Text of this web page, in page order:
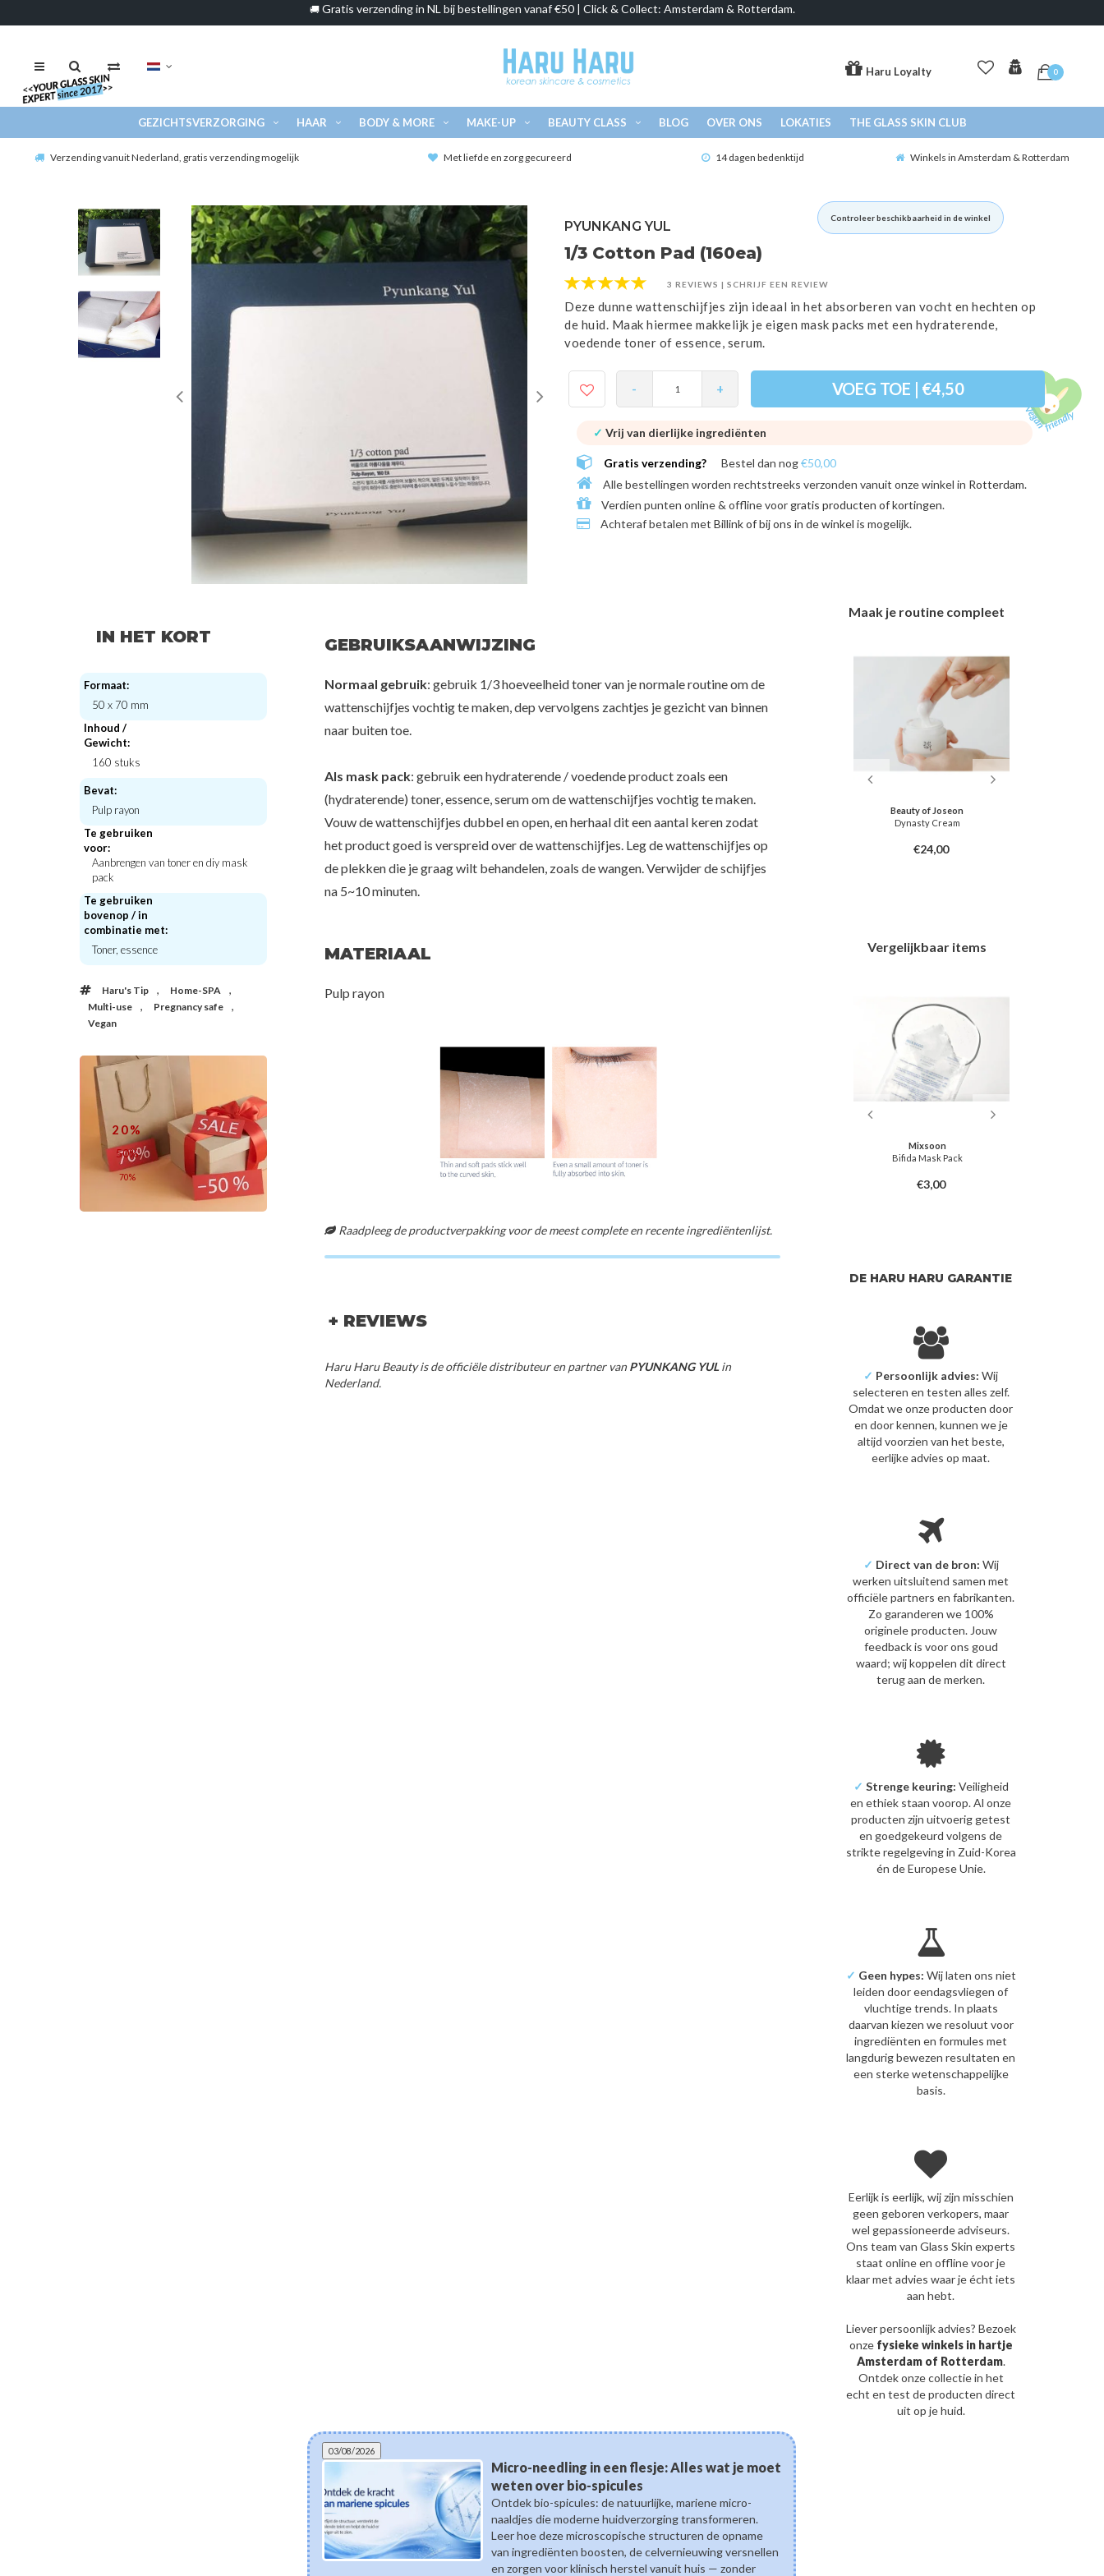
🚚Gratis verzending in NL bij bestellingen vanaf €50 | Click & Collect: Amsterdam & Rotterdam.
Haru Loyalty 0
GEZICHTSVERZORGING HAAR BODY & MORE MAKE-UP BEAUTY CLASS BLOG OVER ONS LOKATIES THE GLASS SKIN CLUB
Verzending vanuit Nederland, gratis verzending mogelijk Met liefde en zorg gecureerd 14 dagen bedenktijd Winkels in Amsterdam & Rotterdam
Controleer beschikbaarheid in de winkel
PYUNKANG YUL
1/3 Cotton Pad (160ea)
3 REVIEWS | SCHRIJF EEN REVIEW
Deze dunne wattenschijfjes zijn ideaal in het absorberen van vocht en hechten op
de huid. Maak hiermee makkelijk je eigen mask packs met een hydraterende,
voedende toner of essence, serum.
- + VOEG TOE | €4,50
✓ Vrij van dierlijke ingrediënten
Gratis verzending? Bestel dan nog€50,00
Alle bestellingen worden rechtstreeks verzonden vanuit onze winkel in Rotterdam.
Verdien punten online & offline voor gratis producten of kortingen.
Achteraf betalen met Billink of bij ons in de winkel is mogelijk.
IN HET KORT
Formaat:
50 x 70 mm
Inhoud /
Gewicht:
160 stuks
Bevat:
Pulp rayon
Te gebruiken
voor:
Aanbrengen van toner en diy mask
pack
Te gebruiken
bovenop / in
combinatie met:
Toner, essence
Haru's Tip , Home-SPA ,
Multi-use , Pregnancy safe ,
Vegan
20%
50%
70%
50%
GEBRUIKSAANWIJZING
Normaal gebruik: gebruik 1/3 hoeveelheid toner van je normale routine om de
wattenschijfjes vochtig te maken, dep vervolgens zachtjes je gezicht van binnen
naar buiten toe.
Als mask pack: gebruik een hydraterende / voedende product zoals een
(hydraterende) toner, essence, serum om de wattenschijfjes vochtig te maken.
Vouw de wattenschijfjes dubbel en open, en herhaal dit een aantal keren zodat
het product goed is verspreid over de wattenschijfjes. Leg de wattenschijfjes op
de plekken die je graag wilt behandelen, zoals de wangen. Verwijder de schijfjes
na 5~10 minuten.
MATERIAAL
Pulp rayon
Raadpleeg de productverpakking voor de meest complete en recente ingrediëntenlijst.
+ REVIEWS
Haru Haru Beauty is de officiële distributeur en partner vanPYUNKANG YULin
Nederland.
Maak je routine compleet
Real Complexion Hyaluron Skin
Essence
€30,00
PROMO
Hydrating Mask Pack Set
€12,50
Thank You Farmer
Sun Project Water Sun Cream SPF 50+
€24,00
Beauty of Joseon
Dynasty Cream
€24,00
Vergelijkbaar items
Vita C Glow Jelly Pad
Gummy Sheet Mask Vita Sticker
Mixsoon
Bifida Mask Pack
€3,00
DE HARU HARU GARANTIE
✓ Persoonlijk advies: Wij
selecteren en testen alles zelf.
Omdat we onze producten door
en door kennen, kunnen we je
altijd voorzien van het beste,
eerlijke advies op maat.
✓ Direct van de bron: Wij
werken uitsluitend samen met
officiële partners en fabrikanten.
Zo garanderen we 100%
originele producten. Jouw
feedback is voor ons goud
waard; wij koppelen dit direct
terug aan de merken.
✓ Strenge keuring: Veiligheid
en ethiek staan voorop. Al onze
producten zijn uitvoerig getest
en goedgekeurd volgens de
strikte regelgeving in Zuid-Korea
én de Europese Unie.
✓ Geen hypes: Wij laten ons niet
leiden door eendagsvliegen of
vluchtige trends. In plaats
daarvan kiezen we resoluut voor
ingrediënten en formules met
langdurig bewezen resultaten en
een sterke wetenschappelijke
basis.
Eerlijk is eerlijk, wij zijn misschien
geen geboren verkopers, maar
wel gepassioneerde adviseurs.
Ons team van Glass Skin experts
staat online en offline voor je
klaar met advies waar je écht iets
aan hebt.
Liever persoonlijk advies? Bezoek
onze fysieke winkels in hartje
Amsterdam of Rotterdam.
Ontdek onze collectie in het
echt en test de producten direct
uit op je huid.
03/08/2026
Micro-needling in een flesje: Alles wat je moet
weten over bio-spicules
Ontdek bio-spicules: de natuurlijke, mariene micro-
naaldjes die moderne huidverzorging transformeren.
Leer hoe deze microscopische structuren de opname
van ingrediënten boosten, de celvernieuwing versnellen
en zorgen voor klinisch herstel vanuit huis — zonder